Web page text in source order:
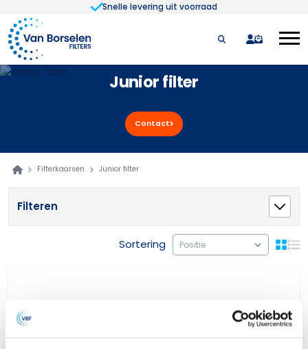
Snelle levering uit voorraad
Ga naar de inhoud
quote
Junior filter
Contact
Filterkaarsen Junior filter
Filteren
Sortering